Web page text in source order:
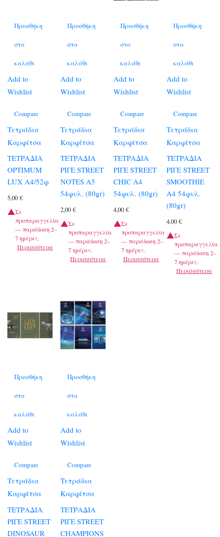
Προσθήκη
στο
καλάθι
Add to
Wishlist
Compare
Τετράδια
Καρφίτσα
ΤΕΤΡΑΔΙΑ
OPTIMUM
LUX A4/52φ
5,00 €
Σε
προπαραγγελία
— παράδοση 2–
7 ημέρες.
Περισσότερα
Προσθήκη
στο
καλάθι
Add to
Wishlist
Compare
Τετράδια
Καρφίτσα
ΤΕΤΡΑΔΙΑ
ΡΙΓΕ STREET
NOTES A5
54φυλ. (80gr)
2,00€
Σε
προπαραγγελία
— παράδοση 2–
7 ημέρες.
Περισσότερα
Προσθήκη
στο
καλάθι
Add to
Wishlist
Compare
Τετράδια
Καρφίτσα
ΤΕΤΡΑΔΙΑ
ΡΙΓΕ STREET
CHIC A4
54φυλ. (80gr)
4,00€
Σε
προπαραγγελία
— παράδοση 2–
7 ημέρες.
Περισσότερα
Προσθήκη
στο
καλάθι
Add to
Wishlist
Compare
Τετράδια
Καρφίτσα
ΤΕΤΡΑΔΙΑ
ΡΙΓΕ STREET
SMOOTHIE
A4 54φυλ.
(80gr)
4,00€
Σε
προπαραγγελία
— παράδοση 2–
7 ημέρες.
Περισσότερα
Προσθήκη
στο
καλάθι
Add to
Wishlist
Compare
Τετράδια
Καρφίτσα
ΤΕΤΡΑΔΙΑ
ΡΙΓΕ STREET
DINOSAUR
Προσθήκη
στο
καλάθι
Add to
Wishlist
Compare
Τετράδια
Καρφίτσα
ΤΕΤΡΑΔΙΑ
ΡΙΓΕ STREET
CHAMPIONS